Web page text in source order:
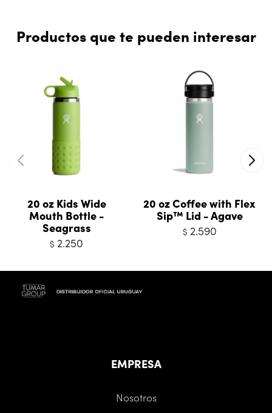
Productos que te pueden interesar
20 oz Kids Wide
Mouth Bottle -
Seagrass
$ 2.250
20 oz Coffee with Flex
Sip™ Lid - Agave
$ 2.590
EMPRESA
Nosotros